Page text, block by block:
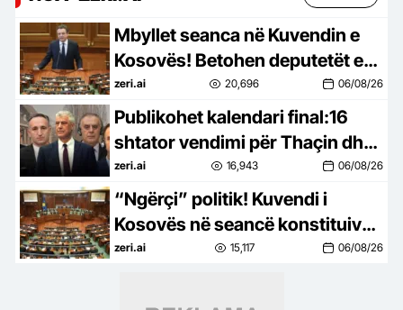
Mbyllet seanca në Kuvendin e
Kosovës! Betohen deputetët e
rinj, Kurti s’ka emër për
kryeparlamentarin: Duam kohë
zeri.ai 20,696 06/08/26
Publikohet kalendari final:16
shtator vendimi për Thaçin dhe
4 akuzuarit për pengim të
drejtësisë
zeri.ai 16,943 06/08/26
“Ngërçi” politik! Kuvendi i
Kosovës në seancë konstituive:
Formohet komisioni për
zeri.ai 15,117 06/08/26